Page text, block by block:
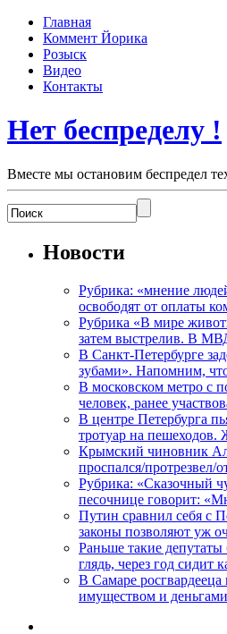
Главная
Коммент Йорика
Розыск
Видео
Контакты
Нет беспределу !
Вместе мы остановим беспредел
Новости
Рубрика: «мнение
освободят от оплаты
Рубрика «В мире
затем выстрелив. В
В Санкт-Петербурге
зубами». Напомним,
В московском метро с
человек, ранее
В центре Петербурга
тротуар на
Крымский чиновник
проспался/
Рубрика: «Сказочный
песочнице говорит:
Путин сравнил себя с
законы позволяют уж
Раньше такие
глядь, через год
В Самаре
имуществом и